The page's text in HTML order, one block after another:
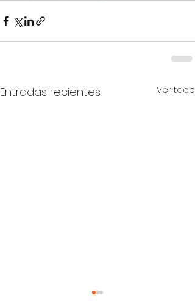
Entradas recientes Ver todo